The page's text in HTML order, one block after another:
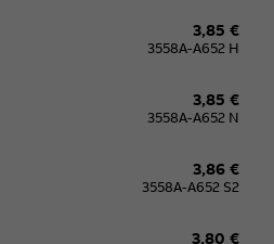
3,85 €
3558A-A652 H
3,85 €
3558A-A652 N
3,86 €
3558A-A652 S2
3,80 €